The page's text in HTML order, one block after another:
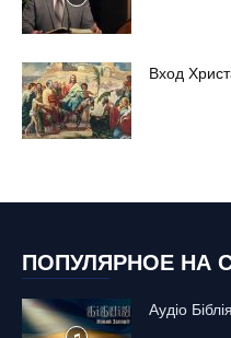
Вход
ПОПУЛЯРНОЕ НА
Аудіо